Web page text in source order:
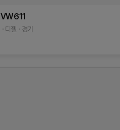
VW611
디젤 경기